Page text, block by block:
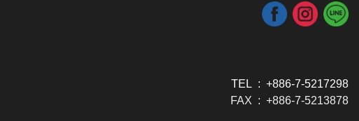
TEL : +886-7-5217298
FAX : +886-7-5213878